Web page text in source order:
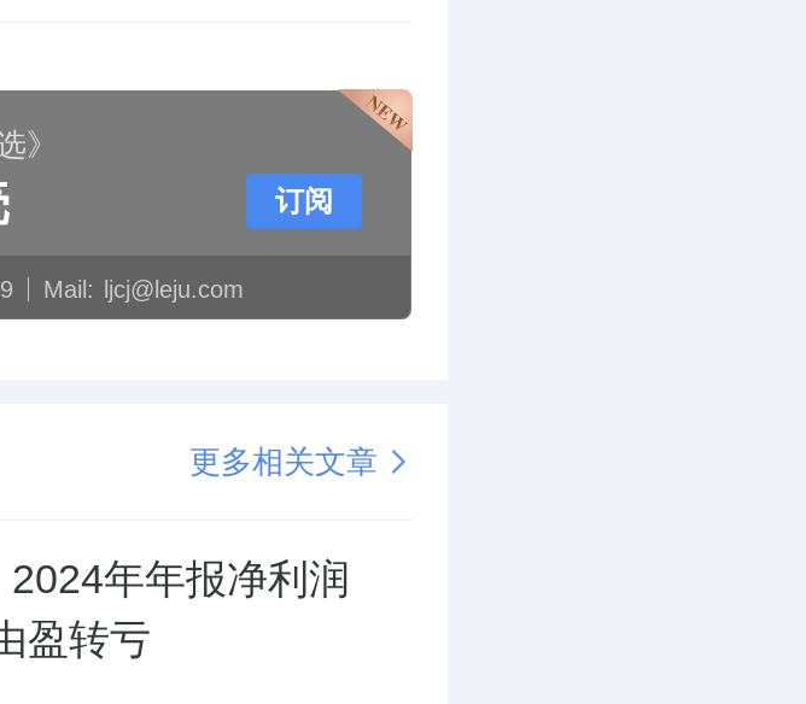
》
Mail: ljcj@leju.com
订阅
更多相关文章
年年报净利润
盈转亏